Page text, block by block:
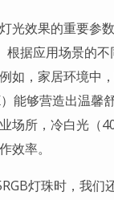
光效果的重要参
根据应用场景的
如，家居环境中
）能够营造出温馨
场所，冷白光（
效率。
灯珠时，我们